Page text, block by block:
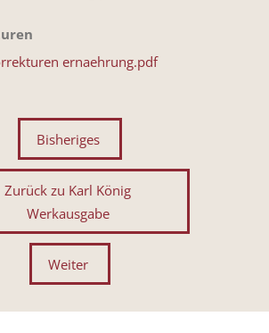
ernaehrung.pdf
Bisheriges
Zurück zu Karl König
Werkausgabe
Weiter